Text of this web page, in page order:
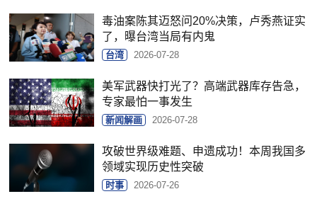
毒油案陈其迈怒问20%决策，卢秀燕证实
了，曝台湾当局有内鬼
台湾 2026-07-28
美军武器快打光了？高端武器库存告急，
专家最怕一事发生
新闻解画 2026-07-28
攻破世界级难题、申遗成功！本周我国多
领域实现历史性突破
时事 2026-07-26